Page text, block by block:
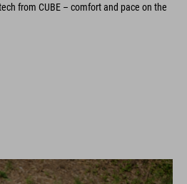
from CUBE – comfort and pace on the